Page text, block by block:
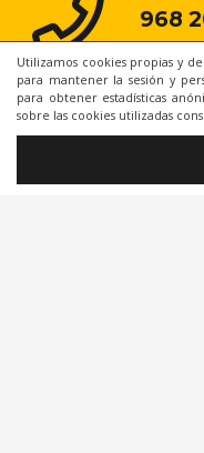
Utilizamos cookies propias y
para mantener la sesión y
para obtener estadísticas
sobre las cookies utilizadas
968